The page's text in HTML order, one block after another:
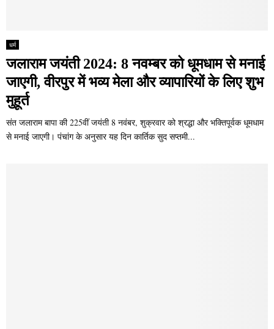
धर्म
जलाराम जयंती 2024: 8 नवम्बर को धूमधाम से मनाई
जाएगी, वीरपुर में भव्य मेला और व्यापारियों के लिए शुभ
मुहूर्त
संत जलाराम बापा की 225वीं जयंती 8 नवंबर, शुक्रवार को श्रद्धा और भक्तिपूर्वक धूमधाम
से मनाई जाएगी। पंचांग के अनुसार यह दिन कार्तिक सुद सप्तमी...